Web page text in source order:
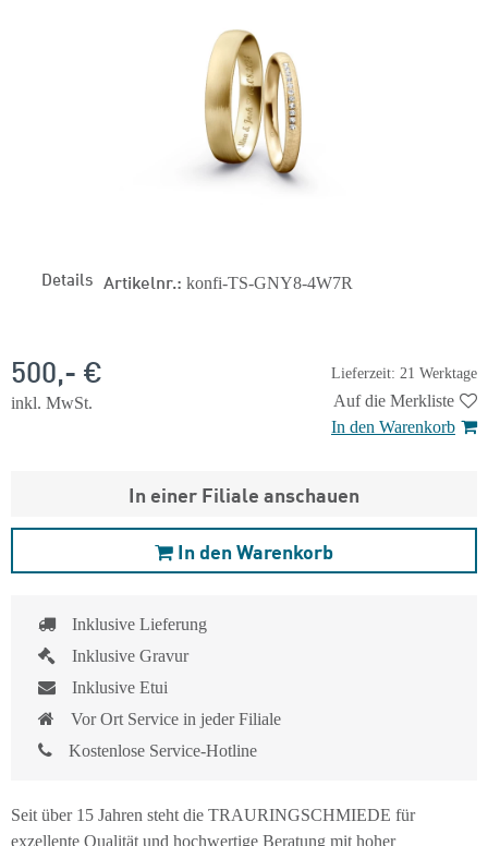
Details Artikelnr.: konfi-TS-GNY8-4W7R
Lieferzeit: 21 Werktage
500,- €
inkl. MwSt.
Auf die Merkliste
In den Warenkorb
In einer Filiale anschauen
In den Warenkorb
Inklusive Lieferung
Inklusive Gravur
Inklusive Etui
Vor Ort Service in jeder Filiale
Kostenlose Service-Hotline
Seit über 15 Jahren steht die TRAURINGSCHMIEDE für
exzellente Qualität und hochwertige Beratung mit hoher